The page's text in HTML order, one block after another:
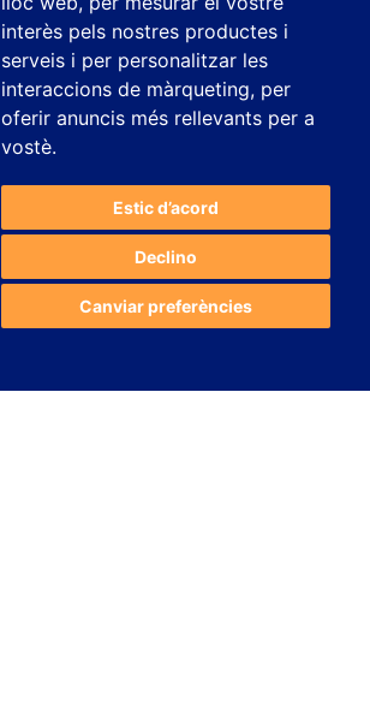
interès pels nostres productes i
serveis i per personalitzar les
interaccions de màrqueting, per
oferir anuncis més rellevants per a
vostè.
Estic d’acord
Declino
Canviar preferències